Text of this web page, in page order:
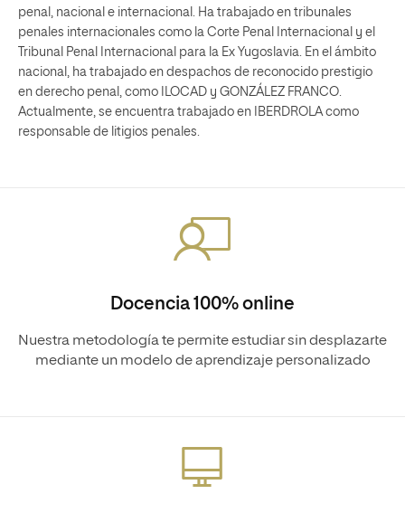
penal, nacional e internacional. Ha trabajado en tribunales
penales internacionales como la Corte Penal Internacional y el
Tribunal Penal Internacional para la Ex Yugoslavia. En el ámbito
nacional, ha trabajado en despachos de reconocido prestigio
en derecho penal, como ILOCAD y GONZÁLEZ FRANCO.
Actualmente, se encuentra trabajado en IBERDROLA como
responsable de litigios penales.
Docencia 100% online
Nuestra metodología te permite estudiar sin desplazarte
mediante un modelo de aprendizaje personalizado